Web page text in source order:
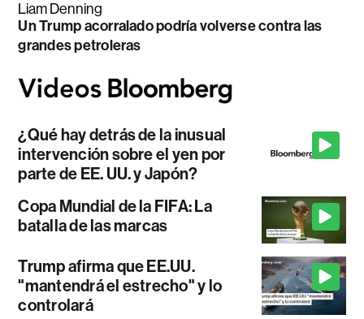
Liam Denning
Un Trump acorralado podría volverse contra las
grandes petroleras
¿Qué hay detrás de la inusual
intervención sobre el yen por
parte de EE. UU. y Japón?
Copa Mundial de la FIFA: La
batalla de las marcas
Trump afirma que EE.UU.
"mantendrá el estrecho" y lo
controlará